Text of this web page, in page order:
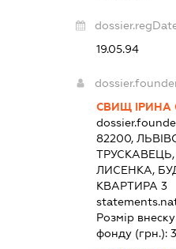
19.05.94
СВИЩ ІРИНА
82200,
ЛИСЕНКА,
КВАРТИРА 3
Розмір
фонду (грн.):